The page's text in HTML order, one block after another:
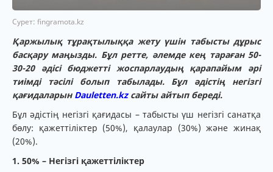
Сурет: fingramota.kz
Қаржылық тұрақтылыққа жету үшін табысты дұрыс
басқару маңызды. Бұл ретте, әлемде кең тараған 50-
30-20 әдісі бюджетті жоспарлаудың қарапайым әрі
тиімді тәсілі болып табылады. Бұл әдістің негізгі
қағидаларын Dauletten.kzсайты айтып береді.
Бұл әдістің негізгі қағидасы – табысты үш негізгі санатқа
бөлу: қажеттіліктер (50%), қалаулар (30%) және жинақ
(20%).
1. 50% – Негізгі қажеттіліктер